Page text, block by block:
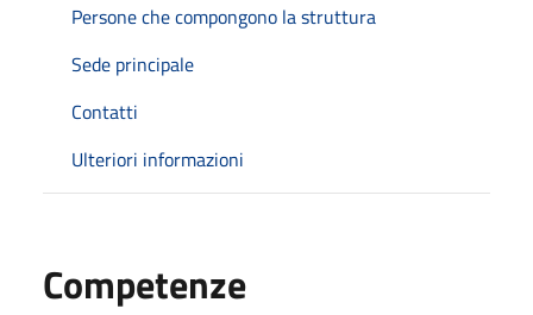
Persone che compongono la struttura
Sede principale
Contatti
Ulteriori informazioni
Competenze